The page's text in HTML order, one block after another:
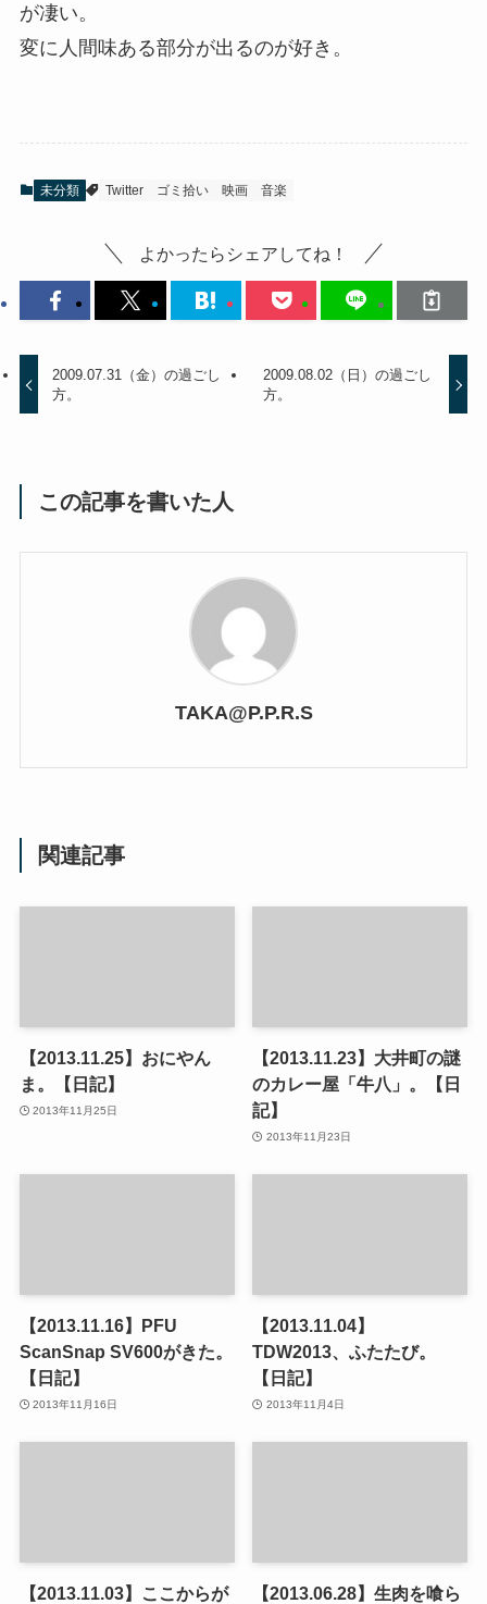
が凄い。
変に人間味ある部分が出るのが好き。
未分類 Twitter ゴミ拾い 映画 音楽
よかったらシェアしてね！
2009.07.31（金）の過ごし
方。
2009.08.02（日）の過ごし
方。
この記事を書いた人
TAKA@P.P.R.S
関連記事
【2013.11.25】おにやん
ま。【日記】
2013年11月25日
【2013.11.23】大井町の謎
のカレー屋「牛八」。【日
記】
2013年11月23日
【2013.11.16】PFU
ScanSnap SV600がきた。
【日記】
2013年11月16日
【2013.11.04】
TDW2013、ふたたび。
【日記】
2013年11月4日
【2013.11.03】ここからが 【2013.06.28】生肉を喰ら